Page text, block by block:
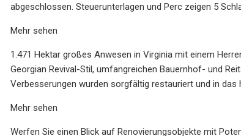
abgeschlossen. Steuerunterlagen und Perc zeigen 5
Mehr sehen
1.471 Hektar großes Anwesen in Virginia mit einem
Georgian Revival-Stil, umfangreichen Bauernhof- und
Verbesserungen wurden sorgfältig restauriert und in das
Mehr sehen
Werfen Sie einen Blick auf Renovierungsobjekte mit